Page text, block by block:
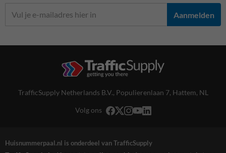
Aanmelden
TrafficSupply Netherlands B.V., Populierenlaan 7, Hattem, NL
Volg ons
Huisnummerpaal.nl is onderdeel van TrafficSupply